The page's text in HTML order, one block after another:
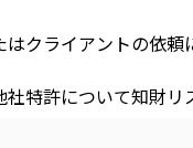
はクライアントの依
社特許について知財リ